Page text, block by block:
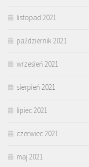
listopad 2021
październik 2021
wrzesień 2021
sierpień 2021
lipiec 2021
czerwiec 2021
maj 2021